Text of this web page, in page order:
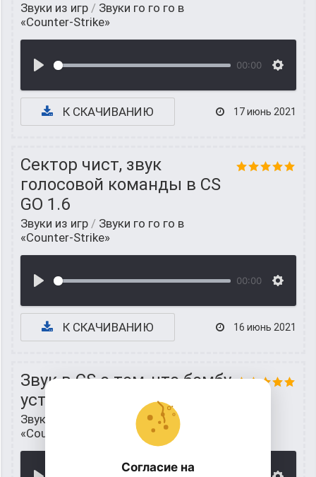
Звуки из игр / Звуки го го го в
«Counter-Strike»
00:00
К СКАЧИВАНИЮ 17 июнь 2021
Сектор чист, звук
голосовой команды в CS
GO 1.6
Звуки из игр / Звуки го го го в
«Counter-Strike»
00:00
К СКАЧИВАНИЮ 16 июнь 2021
Звук в CS о том, что бомбу
установили
Звуки из игр
Звуки го го го в
«Counter-Strike»
Согласие на